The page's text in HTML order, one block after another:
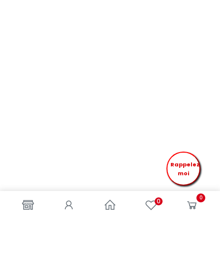
0 0
Rappelez
moi